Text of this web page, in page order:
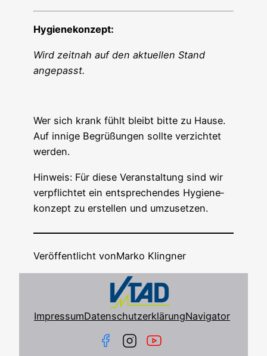
Hygie­ne­kon­zept:
Wird zeit­nah auf den aktu­el­len Stand
angepasst.
Wer sich krank fühlt bleibt bit­te zu Hau­se.
Auf inni­ge Begrü­ßun­gen soll­te ver­zich­tet
werden.
Hin­weis: Für die­se Ver­an­stal­tung sind wir
ver­pflich­tet ein ent­spre­chen­des Hygie­ne­
kon­zept zu erstel­len und umzusetzen.
Veröffentlicht vonMarko Klingner
ImpressumDatenschutzerklärungNavigator